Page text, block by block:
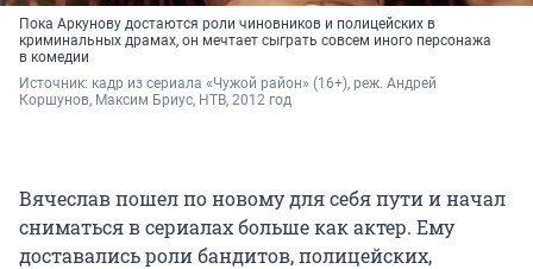
Пока Аркунову достаются роли чиновников и полицейских в
криминальных драмах, он мечтает сыграть совсем иного персонажа
в комедии
Источник: кадр из сериала «Чужой район» (16+), реж. Андрей
Коршунов, Максим Бриус, НТВ, 2012 год
Вячеслав пошел по новому для себя пути и начал
сниматься в сериалах больше как актер. Ему
доставались роли бандитов, полицейских,